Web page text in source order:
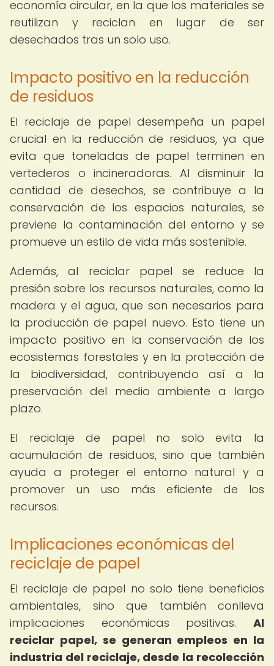
economía circular, en la que los materiales se
reutilizan y reciclan en lugar de ser
desechados tras un solo uso.
Impacto positivo en la reducción
de residuos
El reciclaje de papel desempeña un papel
crucial en la reducción de residuos, ya que
evita que toneladas de papel terminen en
vertederos o incineradoras. Al disminuir la
cantidad de desechos, se contribuye a la
conservación de los espacios naturales, se
previene la contaminación del entorno y se
promueve un estilo de vida más sostenible.
Además, al reciclar papel se reduce la
presión sobre los recursos naturales, como la
madera y el agua, que son necesarios para
la producción de papel nuevo. Esto tiene un
impacto positivo en la conservación de los
ecosistemas forestales y en la protección de
la biodiversidad, contribuyendo así a la
preservación del medio ambiente a largo
plazo.
El reciclaje de papel no solo evita la
acumulación de residuos, sino que también
ayuda a proteger el entorno natural y a
promover un uso más eficiente de los
recursos.
Implicaciones económicas del
reciclaje de papel
El reciclaje de papel no solo tiene beneficios
ambientales, sino que también conlleva
implicaciones económicas positivas. Al
reciclar papel, se generan empleos en la
industria del reciclaje, desde la recolección